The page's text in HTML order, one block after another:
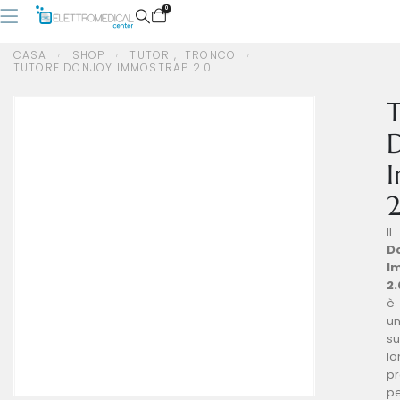
0
CASA SHOP TUTORI,
TRONCO
TUTORE DONJOY IMMOSTRAP 2.0
Il
è